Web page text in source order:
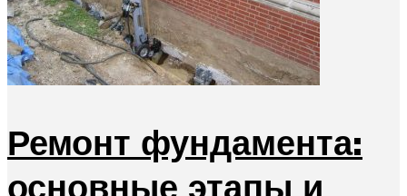
Ремонт фундамента:
основные этапы и